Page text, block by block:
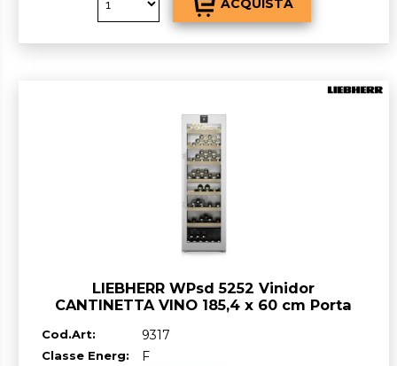
LIEBHERR WPsd 5252 Vinidor
CANTINETTA VINO 185,4 x 60 cm Porta
RICHIEDI UN PREVENTIVO
Cod.Art: 9317
Classe Energ: F